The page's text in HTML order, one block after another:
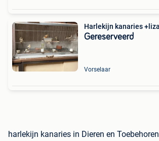
Harlekijn kanaries
Gereserveerd
Vorselaar
harlekijn kanaries in Dieren en Toebehoren